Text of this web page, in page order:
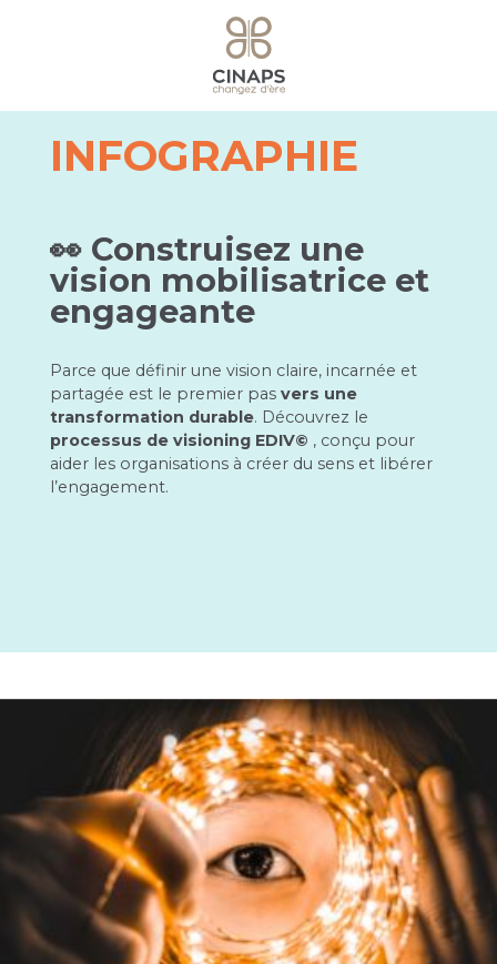
INFOGRAPHIE
👀 Construisez une
vision mobilisatrice et
engageante
Parce que définir une vision claire, incarnée et
partagée est le premier pas vers une
transformation durable. Découvrez le
processus de visioning EDIV© , conçu pour
aider les organisations à créer du sens et libérer
l’engagement.